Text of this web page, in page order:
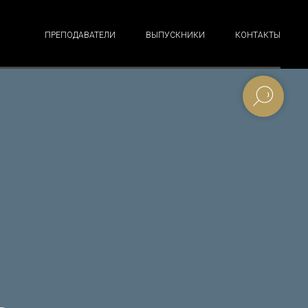
ПРЕПОДАВАТЕЛИ ВЫПУСКНИКИ КОНТАКТЫ